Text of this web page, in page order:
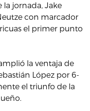
jornada, Jake
con marcador
el primer punto
la ventaja de
López por 6-
el triunfo de la